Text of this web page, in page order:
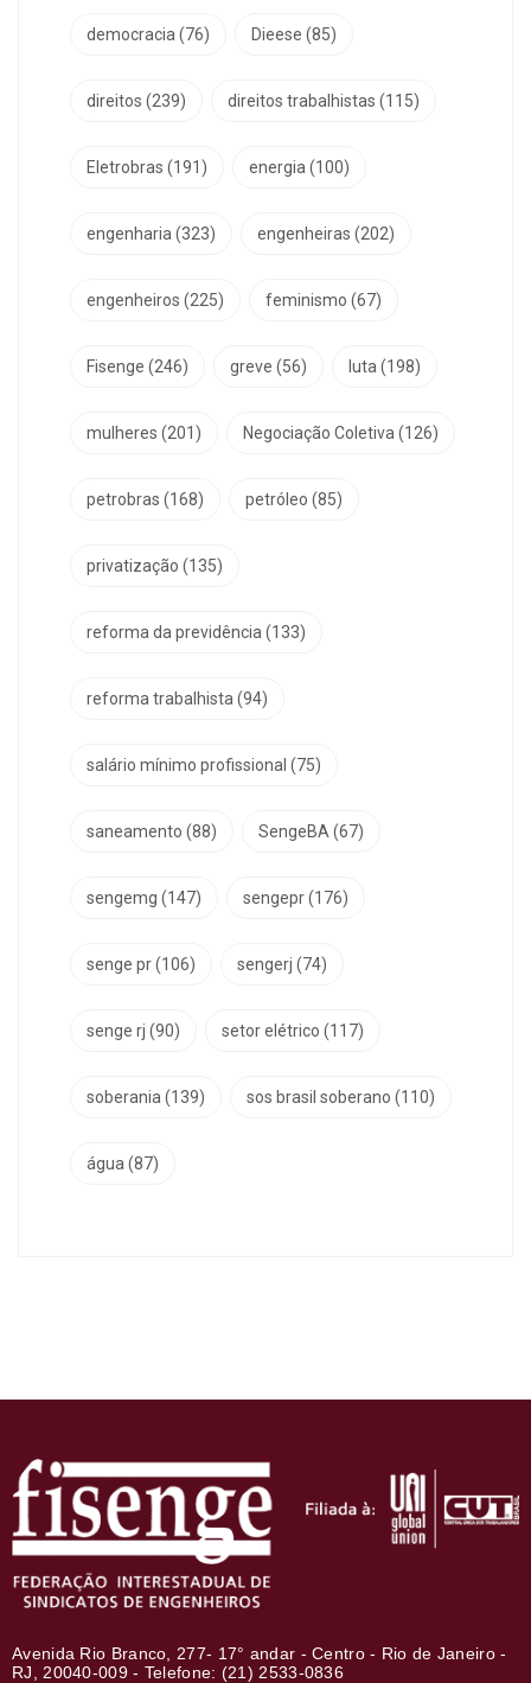
democracia(76) Dieese (85)
direitos (239) direitos trabalhistas (115)
Eletrobras (191) energia(100)
engenharia(323) engenheiras (202)
engenheiros (225) feminismo (67)
Fisenge (246) greve (56) luta(198)
mulheres (201) Negociação Coletiva(126)
petrobras (168) petróleo (85)
privatização (135)
reforma da previdência(133)
reforma trabalhista(94)
salário mínimo profissional (75)
saneamento (88) SengeBA(67)
sengemg (147) sengepr(176)
senge pr(106) sengerj (74)
senge rj (90) setor elétrico (117)
soberania(139) sos brasil soberano (110)
água(87)
Avenida Rio Branco, 277- 17° andar - Centro - Rio de Janeiro -
RJ, 20040-009 - Telefone: (21) 2533-0836